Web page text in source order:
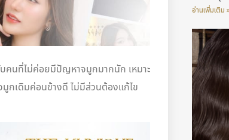
คนที่ไม่ค่อยมีปัญหาจมูกมากนัก เหมาะ
กเดิมค่อนข้างดี ไม่มีส่วนต้องแก้ไข
อ่านเพิ่มเติม